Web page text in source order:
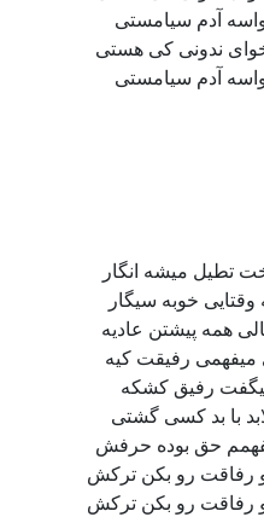
واسه آدم سیامستی
ندونی کی هستی
واسه آدم سیامستی
تطیل میشه انگار
خوبه سیگار
همه پیشتن عادیه
میفهمی رفیقت کیه
رفیق کشکه
با بد کسی گشتی
حق بوده حرفش
رفاقت رو بکن ترکش
رفاقت رو بکن ترکش